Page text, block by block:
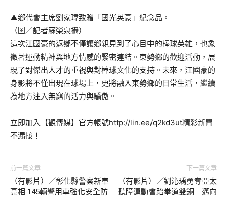
▲鄉代會主席劉家瑋致贈「國光英豪」紀念品。
（圖／記者蘇榮泉攝）
這次江國豪的返鄉不僅讓鄉親見到了心目中的棒球英雄，也象
徵著運動精神與地方情感的緊密連結。東勢鄉的歡迎活動，展
現了對傑出人才的重視與對棒球文化的支持。未來，江國豪的
身影將不僅出現在球場上，更將融入東勢鄉的日常生活，繼續
為地方注入無窮的活力與驕傲。
立即加入【觀傳媒】官方帳號http://lin.ee/q2kd3ut精彩新聞
不漏接！
前一篇文章
（有影片）／彰化縣警察新車
亮相 145輛警用車強化安全防
下一篇文章
（有影片）／劉沁瑀勇奪亞太
聽障運動會跆拳道雙銅 邁向